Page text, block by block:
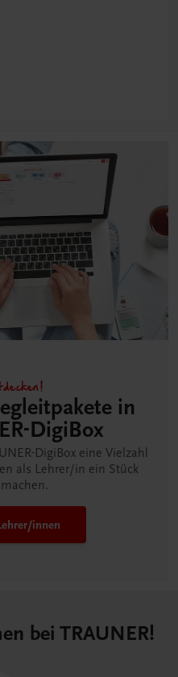
in
DigiBox
DigiBox eine Vielzahl
als Lehrer/in ein Stück
innen
bei TRAUNER!